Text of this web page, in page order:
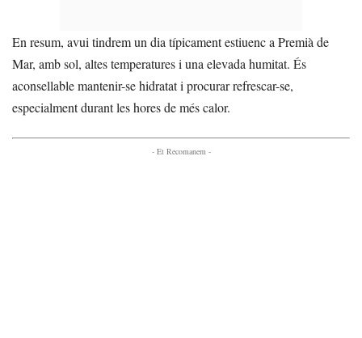
En resum, avui tindrem un dia típicament estiuenc a Premià de
Mar, amb sol, altes temperatures i una elevada humitat. És
aconsellable mantenir-se hidratat i procurar refrescar-se,
especialment durant les hores de més calor.
- Et Recomanem -